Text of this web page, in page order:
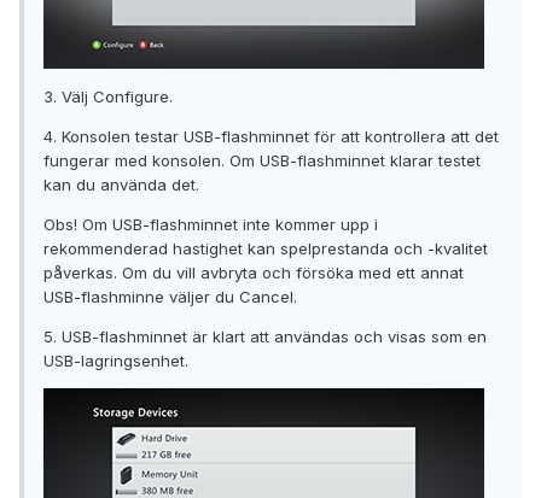
3. Välj Configure.
4. Konsolen testar USB-flashminnet för att kontrollera att det
fungerar med konsolen. Om USB-flashminnet klarar testet
kan du använda det.
Obs! Om USB-flashminnet inte kommer upp i
rekommenderad hastighet kan spelprestanda och -kvalitet
påverkas. Om du vill avbryta och försöka med ett annat
USB-flashminne väljer du Cancel.
5. USB-flashminnet är klart att användas och visas som en
USB-lagringsenhet.